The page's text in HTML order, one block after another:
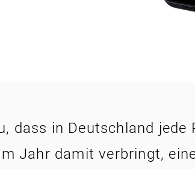
dass in Deutschland jede
Jahr damit verbringt,